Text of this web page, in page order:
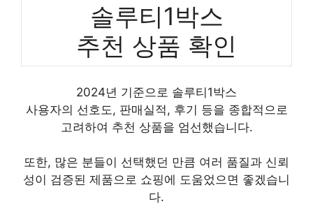
솔루티1박스
추천 상품 확인
2024년 기준으로 솔루티1박스
사용자의 선호도, 판매실적, 후기 등을 종합적으로
고려하여 추천 상품을 엄선했습니다.
또한, 많은 분들이 선택했던 만큼 여러 품질과 신뢰
성이 검증된 제품으로 쇼핑에 도움었으면 좋겠습니
다.